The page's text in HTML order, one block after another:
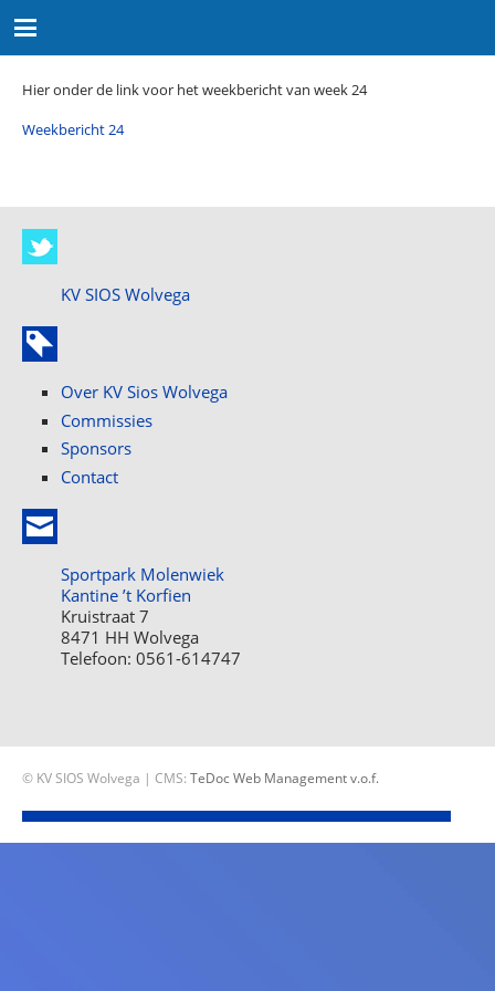
Hier onder de link voor het weekbericht van week 24
Weekbericht 24
KV SIOS Wolvega
Over KV Sios Wolvega
Commissies
Sponsors
Contact
Sportpark Molenwiek
Kantine ’t Korfien
Kruistraat 7
8471 HH Wolvega
Telefoon: 0561-614747
© KV SIOS Wolvega | CMS: TeDoc Web Management v.o.f.